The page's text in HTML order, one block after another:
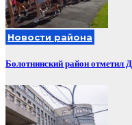
Новости района
Болотнинский район отметил